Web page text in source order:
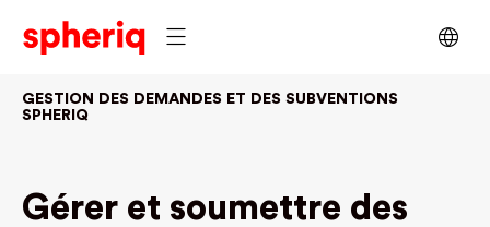
GESTION DES DEMANDES ET DES SUBVENTIONS
SPHERIQ
Gérer et soumettre des